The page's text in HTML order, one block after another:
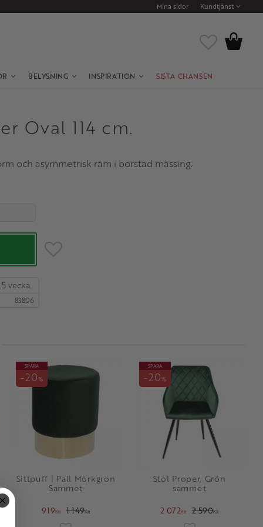
Mina sidor Kundtjänst
BELYSNING INSPIRATION SISTA CHANSEN
Favoriter
Kundvagn
Oval 114 cm.
och asymmetrisk ram i borstad mässing.
Lägg till i favoriter
vecka.
83806
Sittpuff | Pall Mörkgrön
Sammet
919KR 1 149KR
SPARA
20%
Stol Proper, Grön
sammet
2 072KR 2 590KR
SPARA
20%